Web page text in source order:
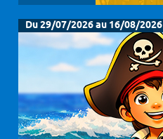
Du 29/07/2026 au 16/08/2026